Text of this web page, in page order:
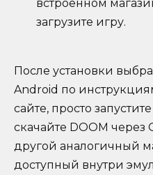
встроенном
загрузите игру.
После установки
Android по
сайте, просто
скачайте DOOM через
другой аналогичный
доступный внутри